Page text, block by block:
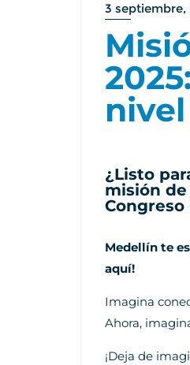
3 septiembre,
¿Listo
misión de
Congreso
Medellín te
aquí!
Imagina
Ahora,
¡Deja de